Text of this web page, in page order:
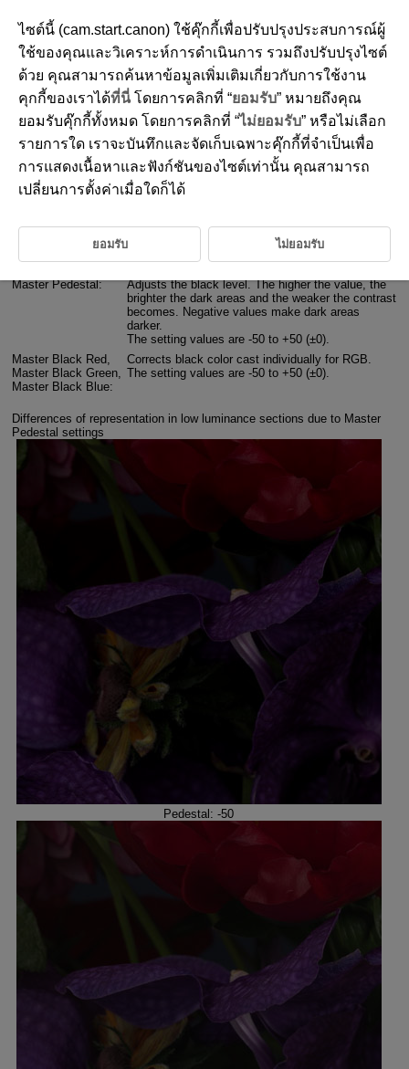
3-3 Black
This item adjusts the black level.
Master Pedestal
Black adjusts the black level. Raising the Master Pedestal value
Canon Log 3 is set.
Black item setting values and details list
Master Pedestal:
Adjusts the black level. The higher the value, the
brighter the dark areas and the weaker the contrast
becomes. Negative values make dark areas
darker.
The setting values are -50 to +50 (±0).
Master Black Red,
Master Black Green,
Master Black Blue:
Corrects black color cast individually for RGB.
The setting values are -50 to +50 (±0).
Differences of representation in low luminance sections due to Master
Pedestal settings
Pedestal: -50
ไซต์นี้ (cam.start.canon) ใช้คุ๊กกี้เพื่อปรับปรุงประสบการณ์ผู้
ใช้ของคุณและวิเคราะห์การดำเนินการ รวมถึงปรับปรุงไซต์
ด้วย คุณสามารถค้นหาข้อมูลเพิ่มเติมเกี่ยวกับการใช้งาน
คุกกี้ของเราได้ที่นี่โดยการคลิกที่ “ยอมรับ” หมายถึงคุณ
ยอมรับคุ๊กกี้ทั้งหมด โดยการคลิกที่ “ไม่ยอมรับ” หรือไม่เลือก
รายการใด เราจะบันทึกและจัดเก็บเฉพาะคุ๊กกี้ที่จำเป็นเพื่อ
การแสดงเนื้อหาและฟังก์ชันของไซต์เท่านั้น คุณสามารถ
เปลี่ยนการตั้งค่าเมื่อใดก็ได้
ยอมรับ ไม่ยอมรับ